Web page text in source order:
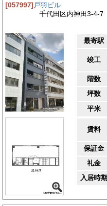
[057997] 戸羽ビル
千代田区内神田3-4-7
最寄駅
竣工
階数
坪数
平米
賃料
保証金
礼金
入居時期